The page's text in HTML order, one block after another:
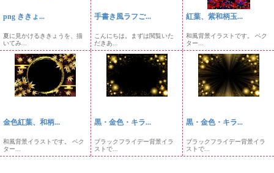
png ききょ...
夏に見かけるききょうを、描
いてみ...
手書き風ラフご...
こんにちは。まずは閲覧いた
だきあ...
紅葉、紫和柄玉...
和風背景イラストです。 ベク
ター...
金色紅葉、和柄...
和風背景イラストです。 ベク
ター...
黒・金色・キラ...
ブラックフライデー背景イラ
ストで...
黒・金色・キラ...
ブラックフライデー背景イラ
ストで...